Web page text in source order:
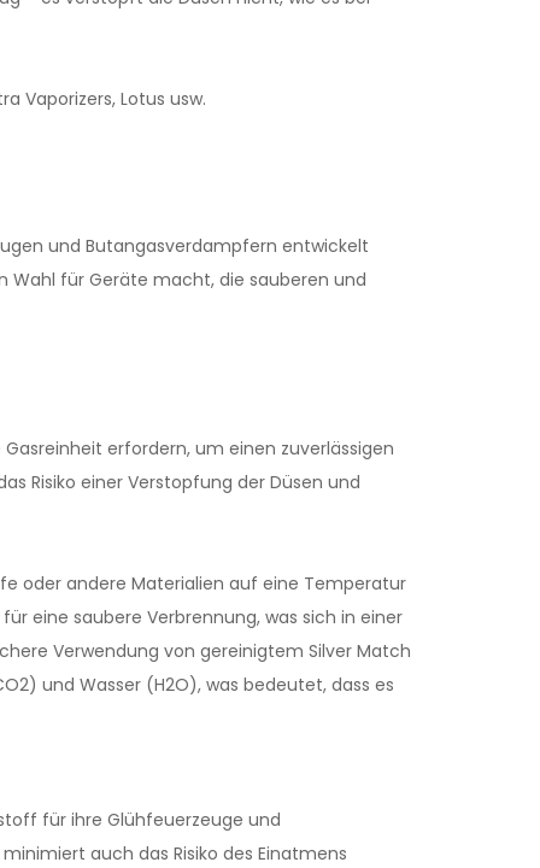
Vaporizers, Lotus usw.
und Butangasverdampfern entwickelt
Wahl für Geräte macht, die sauberen und
erfordern, um einen zuverlässigen
Risiko einer Verstopfung der Düsen und
oder andere Materialien auf eine Temperatur
eine saubere Verbrennung, was sich in einer
Verwendung von gereinigtem Silver Match
und Wasser (H2O), was bedeutet, dass es
für ihre Glühfeuerzeuge und
auch das Risiko des Einatmens